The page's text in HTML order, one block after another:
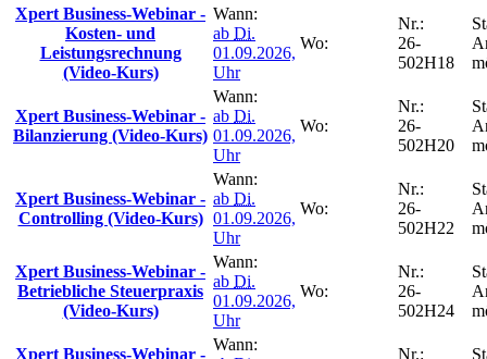
Xpert Business-Webinar -
Kosten- und
Leistungsrechnung
(Video-Kurs)
Wann:
ab Di.
01.09.2026,
Uhr
Wo:
Nr.:
26-
502H18
Xpert Business-Webinar -
Bilanzierung (Video-Kurs)
Wann:
ab Di.
01.09.2026,
Uhr
Wo:
Nr.:
26-
502H20
Xpert Business-Webinar -
Controlling (Video-Kurs)
Wann:
ab Di.
01.09.2026,
Uhr
Wo:
Nr.:
26-
502H22
Xpert Business-Webinar -
Betriebliche Steuerpraxis
(Video-Kurs)
Wann:
ab Di.
01.09.2026,
Uhr
Wo:
Nr.:
26-
502H24
Xpert Business-Webinar -
Wann:
Nr.: